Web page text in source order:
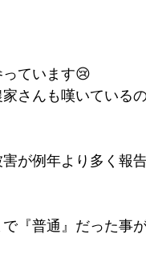
ています😢
さんも嘆いている
が例年より多く報
『普通』だった事